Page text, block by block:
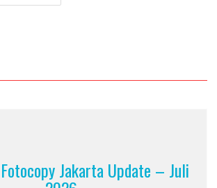
Jakarta Update – Juli